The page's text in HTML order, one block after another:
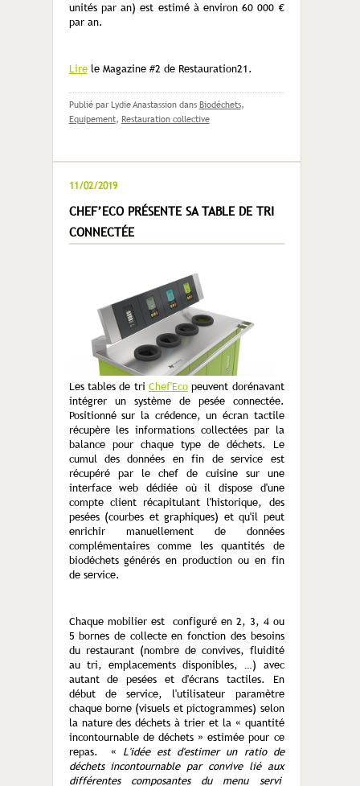
unités par an) est estimé à environ 60 000 €
par an.
Lirele Magazine #2 de Restauration21.
Publié par Lydie Anastassion dans Biodéchets,
Equipement, Restauration collective
11/02/2019
CHEF’ECO PRÉSENTE SA TABLE DE TRI
CONNECTÉE
Les tables de tri Chef'Ecopeuvent dorénavant
intégrer un système de pesée connectée.
Positionné sur la crédence, un écran tactile
récupère les informations collectées par la
balance pour chaque type de déchets. Le
cumul des données en fin de service est
récupéré par le chef de cuisine sur une
interface web dédiée où il dispose d'une
compte client récapitulant l'historique, des
pesées (courbes et graphiques) et qu'il peut
enrichir manuellement de données
complémentaires comme les quantités de
biodéchets générés en production ou en fin
de service.
Chaque mobilier est configuré en 2, 3, 4 ou
5 bornes de collecte en fonction des besoins
du restaurant (nombre de convives, fluidité
au tri, emplacements disponibles, …) avec
autant de pesées et d'écrans tactiles. En
début de service, l'utilisateur paramètre
chaque borne (visuels et pictogrammes) selon
la nature des déchets à trier et la « quantité
incontournable de déchets » estimée pour ce
repas. « L'idée est d'estimer un ratio de
déchets incontournable par convive lié aux
différentes composantes du menu servi